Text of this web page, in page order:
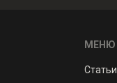
МЕНЮ
Статьи